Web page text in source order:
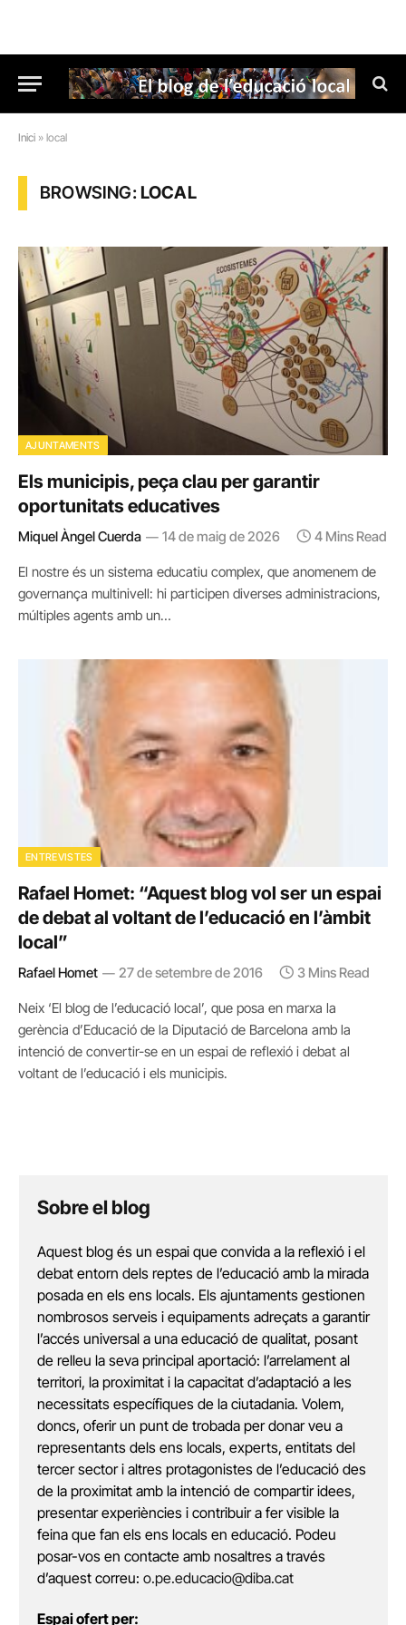
Inici » local
BROWSING:LOCAL
AJUNTAMENTS
Els municipis, peça clau per garantir
oportunitats educatives
Miquel Àngel Cuerda 14 de maig de 2026 4 Mins Read
El nostre és un sistema educatiu complex, que anomenem de
governança multinivell: hi participen diverses administracions,
múltiples agents amb un…
ENTREVISTES
Rafael Homet: “Aquest blog vol ser un espai
de debat al voltant de l’educació en l’àmbit
local”
Rafael Homet 27 de setembre de 2016 3 Mins Read
Neix ‘El blog de l’educació local’, que posa en marxa la
gerència d’Educació de la Diputació de Barcelona amb la
intenció de convertir-se en un espai de reflexió i debat al
voltant de l’educació i els municipis.
Sobre el blog
Aquest blog és un espai que convida a la reflexió i el
debat entorn dels reptes de l’educació amb la mirada
posada en els ens locals. Els ajuntaments gestionen
nombrosos serveis i equipaments adreçats a garantir
l’accés universal a una educació de qualitat, posant
de relleu la seva principal aportació: l’arrelament al
territori, la proximitat i la capacitat d’adaptació a les
necessitats específiques de la ciutadania. Volem,
doncs, oferir un punt de trobada per donar veu a
representants dels ens locals, experts, entitats del
tercer sector i altres protagonistes de l’educació des
de la proximitat amb la intenció de compartir idees,
presentar experiències i contribuir a fer visible la
feina que fan els ens locals en educació. Podeu
posar-vos en contacte amb nosaltres a través
d’aquest correu: o.pe.educacio@diba.cat
Espai ofert per: